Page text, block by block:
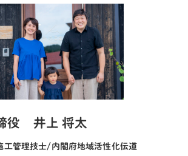
役 井上 将太
工管理技士/内閣府地域活性化伝道